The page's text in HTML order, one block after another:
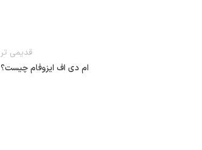
قدیمی تر
ام دی اف ایزوفام چیست؟